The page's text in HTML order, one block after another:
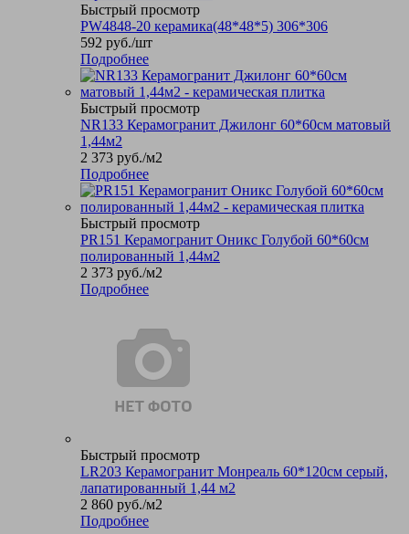
Быстрый просмотр
PW4848-20 керамика(48*48*5) 306*306
592 руб./шт
Подробнее
Быстрый просмотр
NR133 Керамогранит Джилонг 60*60см матовый
1,44м2
2 373 руб./м2
Подробнее
Быстрый просмотр
PR151 Керамогранит Оникс Голубой 60*60см
полированный 1,44м2
2 373 руб./м2
Подробнее
Быстрый просмотр
LR203 Керамогранит Монреаль 60*120см серый,
лапатированный 1,44 м2
2 860 руб./м2
Подробнее